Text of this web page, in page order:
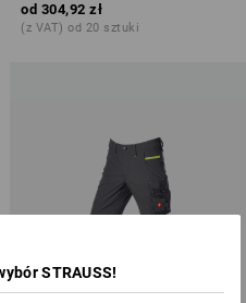
od 304,92 zł
(z VAT) od 20 sztuki
STRAUSS!